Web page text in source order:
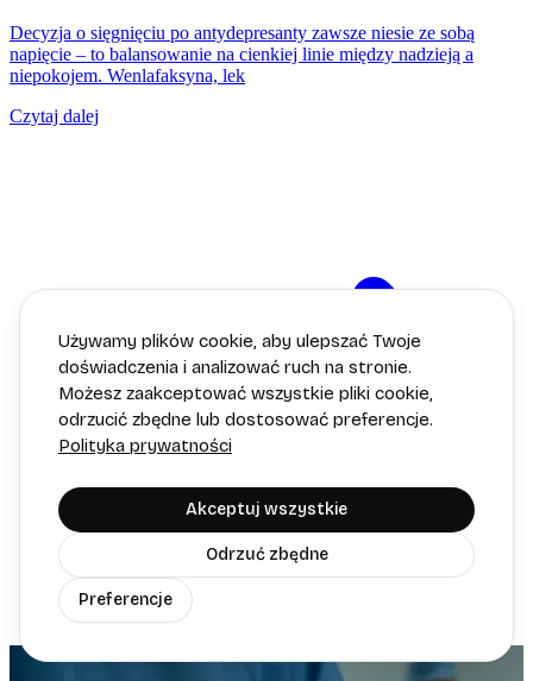
Używamy plików cookie, aby ulepszać Twoje
doświadczenia i analizować ruch na stronie.
Możesz zaakceptować wszystkie pliki cookie,
odrzucić zbędne lub dostosować preferencje.
Polityka prywatności
Akceptuj wszystkie
Odrzuć zbędne
Preferencje
Decyzja o sięgnięciu po antydepresanty zawsze niesie ze sobą
napięcie – to balansowanie na cienkiej linie między nadzieją a
niepokojem. Wenlafaksyna, lek
Czytaj dalej